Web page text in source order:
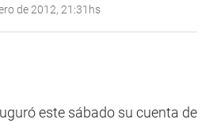
de 2012, 21:31hs
este sábado su cuenta de